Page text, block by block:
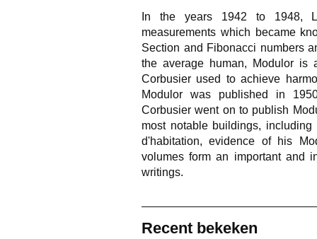
In the years 1942 to 1948,
measurements which became
Section and Fibonacci numbers
the average human, Modulor is
Corbusier used to achieve
Modulor was published in
Corbusier went on to publish
most notable buildings,
d'habitation, evidence of his
volumes form an important and
writings.
Recent bekeken